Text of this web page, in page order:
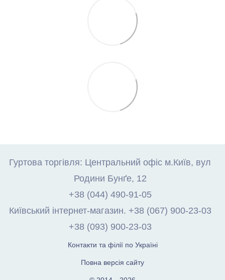
Гуртова торгівля: Центральний офіс м.Київ, вул
Родини Бунґе, 12
+38 (044) 490-91-05
Київський інтернет-магазин. +38 (067) 900-23-03
+38 (093) 900-23-03
Контакти та філії по Україні
Повна версія сайту